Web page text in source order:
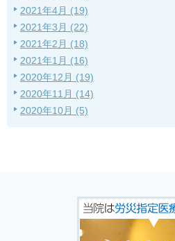
2021年4月 (19)
2021年3月 (22)
2021年2月 (18)
2021年1月 (16)
2020年12月 (19)
2020年11月 (14)
2020年10月 (5)